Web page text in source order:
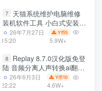
7
天猫系统维护电脑维修
装机软件工具 小白式安装
完全一键安装系统 电脑系统
装机软件 一键重装系统
26年7月27日
15:20
Y币5
5.9W+
8
Replay 8.7.0汉化版免登
陆 音频分离人声转换ai翻唱
支持50系显卡 一键安装
WiN
26年6月3日
22:22
Y币10
4.6W+